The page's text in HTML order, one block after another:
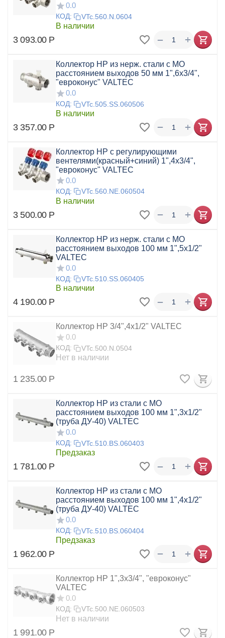
0.0
КОД: VTc.560.N.0604
В наличии
3 093.00 Р +
−
Коллектор НР из нерж. стали с МО
расстоянием выходов 50 мм 1",6x3/4",
"евроконус" VALTEC
0.0
КОД: VTc.505.SS.060506
В наличии
3 357.00 Р +
−
Коллектор НР с регулирующими
вентелями(красный+синий) 1",4x3/4",
"евроконус" VALTEC
0.0
КОД: VTc.560.NE.060504
В наличии
3 500.00 Р +
−
Коллектор НР из нерж. стали с МО
расстоянием выходов 100 мм 1",5x1/2"
VALTEC
0.0
КОД: VTc.510.SS.060405
В наличии
4 190.00 Р +
−
Коллектор НР 3/4",4x1/2" VALTEC
0.0
КОД: VTc.500.N.0504
Нет в наличии
1 235.00 Р
Коллектор НР из стали с МО
расстоянием выходов 100 мм 1",3x1/2"
(труба ДУ-40) VALTEC
0.0
КОД: VTc.510.BS.060403
Предзаказ
1 781.00 Р +
−
Коллектор НР из стали с МО
расстоянием выходов 100 мм 1",4x1/2"
(труба ДУ-40) VALTEC
0.0
КОД: VTc.510.BS.060404
Предзаказ
1 962.00 Р +
−
Коллектор НР 1",3x3/4", "евроконус"
VALTEC
0.0
КОД: VTc.500.NE.060503
Нет в наличии
1 991.00 Р